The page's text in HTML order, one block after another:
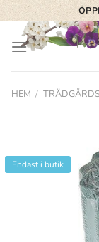
Skip
to
content
HEM /
Endast i butik